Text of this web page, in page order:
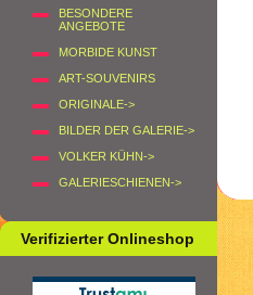
BESONDERE
ANGEBOTE
MORBIDE KUNST
ART-SOUVENIRS
ORIGINALE->
BILDER DER GALERIE->
VOLKER KÜHN->
GALERIESCHIENEN->
Verifizierter Onlineshop